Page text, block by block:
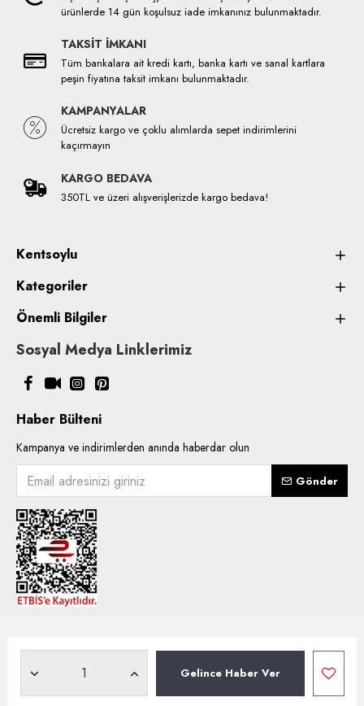
Gelince Haber Ver
ürünlerde 14 gün koşulsuz iade imkanınız bulunmaktadır.
TAKSİT İMKANI
Tüm bankalara ait kredi kartı, banka kartı ve sanal kartlara
peşin fiyatına taksit imkanı bulunmaktadır.
KAMPANYALAR
Ücretsiz kargo ve çoklu alımlarda sepet indirimlerini
kaçırmayın
KARGO BEDAVA
350TL ve üzeri alışverişlerizde kargo bedava!
Kentsoylu
Kategoriler
Önemli Bilgiler
Sosyal Medya Linklerimiz
Haber Bülteni
Kampanya ve indirimlerden anında haberdar olun
Gönder